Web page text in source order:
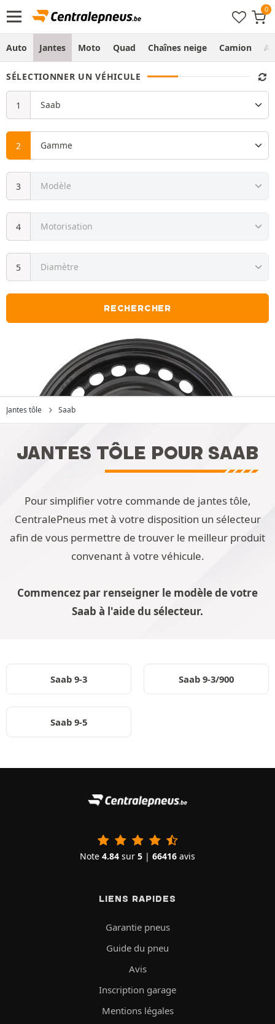
Auto Jantes Moto Quad Chaînes neige Camion
SÉLECTIONNER UN VÉHICULE
RECHERCHER
Jantes tôle Saab
JANTES TÔLE POUR SAAB
Pour simplifier votre commande de jantes tôle,
CentralePneus met à votre disposition un sélecteur
afin de vous permettre de trouver le meilleur produit
convenant à votre véhicule.
Commencez par renseigner le modèle de votre
Saab à l'aide du sélecteur.
Saab 9-3 Saab 9-3/900
Saab 9-5
Note 4.84 sur 5 | 66416 avis
LIENS RAPIDES
Garantie pneus
Guide du pneu
Avis
Inscription garage
Mentions légales